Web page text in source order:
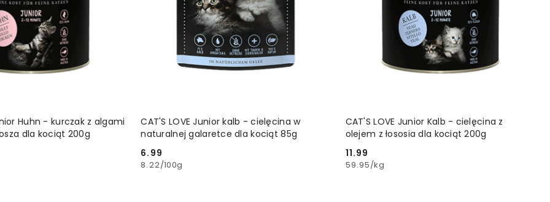
Huhn - kurczak z algami
dla kociąt 200g
DODAJ DO KOSZYKA
CAT'S LOVE Junior kalb - cielęcina w
naturalnej galaretce dla kociąt 85g
Cena:
6.99
8.22/100g
DODAJ DO KOSZYKA
CAT'S LOVE Junior Kalb - cielęcina z
olejem z łososia dla kociąt 200g
Cena:
11.99
59.95/kg
DODAJ DO KOSZYKA